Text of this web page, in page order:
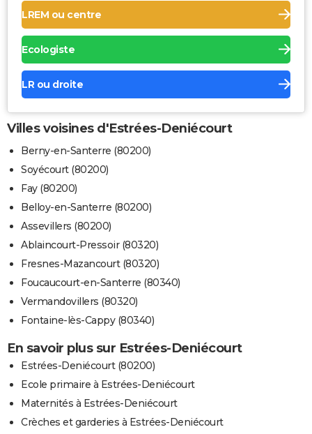
LREM ou centre
Ecologiste
LR ou droite
Villes voisines d'Estrées-Deniécourt
Berny-en-Santerre (80200)
Soyécourt (80200)
Fay (80200)
Belloy-en-Santerre (80200)
Assevillers (80200)
Ablaincourt-Pressoir (80320)
Fresnes-Mazancourt (80320)
Foucaucourt-en-Santerre (80340)
Vermandovillers (80320)
Fontaine-lès-Cappy (80340)
En savoir plus sur Estrées-Deniécourt
Estrées-Deniécourt (80200)
Ecole primaire à Estrées-Deniécourt
Maternités à Estrées-Deniécourt
Crèches et garderies à Estrées-Deniécourt